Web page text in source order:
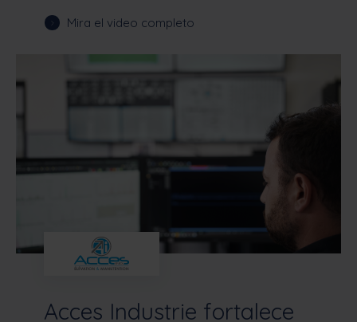
Mira el video completo
Acces Industrie fortalece